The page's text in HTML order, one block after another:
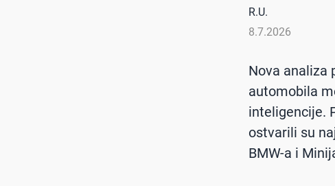
R.U.
8.7.2026
Nova analiza
automobila
inteligencije.
ostvarili su
BMW-a i